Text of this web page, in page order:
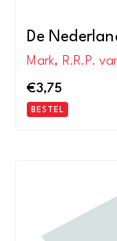
De
Mark, R.R.P.
€3,75
BESTEL